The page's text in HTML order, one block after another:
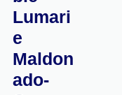
Lumari
e
Maldon
ado-